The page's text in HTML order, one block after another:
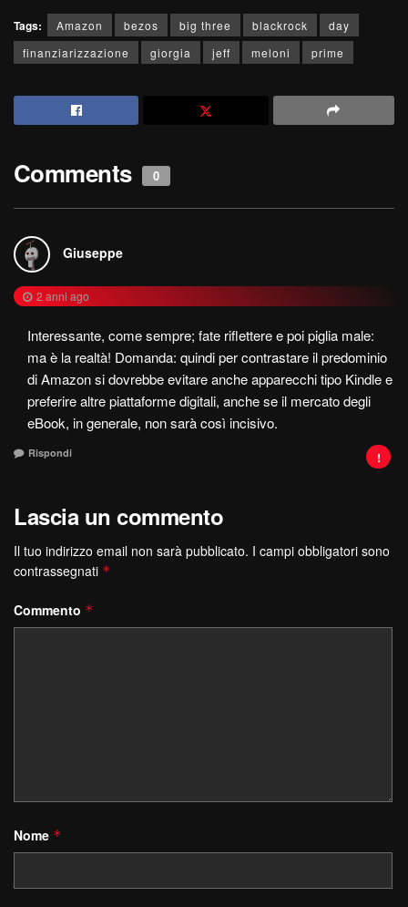
Tags: Amazon bezos big three blackrock
day
finanziarizzazione
giorgia jeff meloni prime
Comments 0
Giuseppe
2 anni ago
Interessante, come sempre; fate riflettere e poi piglia male:
ma è la realtà! Domanda: quindi per contrastare il predominio
di Amazon si dovrebbe evitare anche apparecchi tipo Kindle e
preferire altre piattaforme digitali, anche se il mercato degli
eBook, in generale, non sarà così incisivo.
Rispondi
Lascia un commento
Il tuo indirizzo email non sarà pubblicato. I campi obbligatori sono
contrassegnati *
Commento *
Nome *